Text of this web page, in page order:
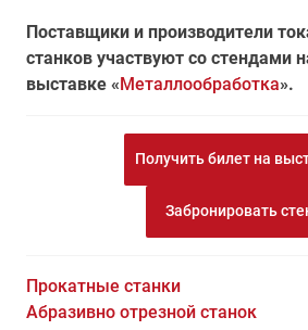
Поставщики и производители
станков участвуют со стендами
выставке «Металлообработка».
Получить билет на
Забронировать
Прокатные станки
Абразивно отрезной станок